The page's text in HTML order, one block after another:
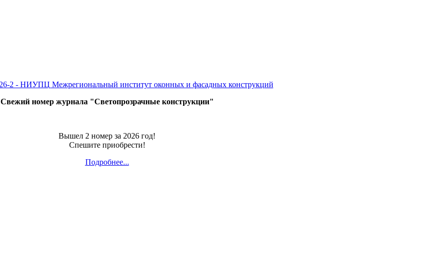
Свежий номер журнала "Светопрозрачные конструкции"
Вышел 2 номер за 2026 год!
Спешите приобрести!
Подробнее...